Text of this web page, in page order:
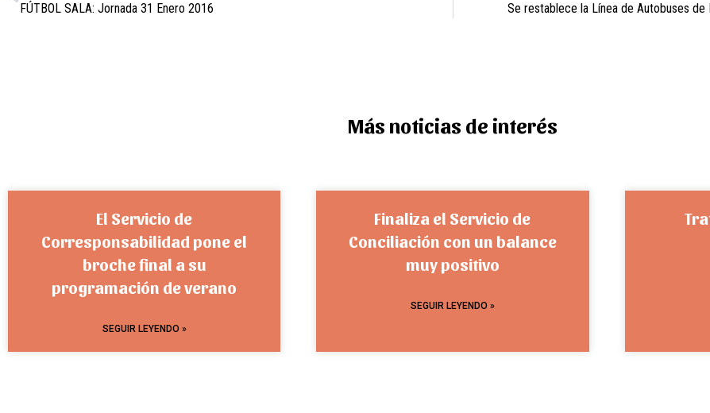
FÚTBOL SALA: Jornada 31 Enero 2016 Se restablece la Línea de Autobuses
Más noticias de interés
El Servicio de
Corresponsabilidad pone el
broche final a su
programación de verano
SEGUIR LEYENDO »
Finaliza el Servicio de
Conciliación con un balance
muy positivo
SEGUIR LEYENDO »